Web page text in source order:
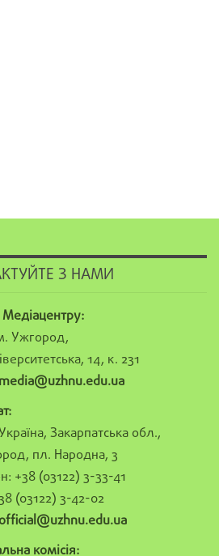
З НАМИ
Ужгород,
14, к. 231
media@uzhnu.edu.ua
Закарпатська обл.,
пл. Народна, 3
+38 (03122) 3-33-41
(03122) 3-42-02
official@uzhnu.edu.ua
комісія: